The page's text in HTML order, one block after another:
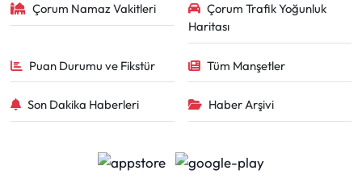
Çorum Namaz Vakitleri
Çorum Trafik Yoğunluk
Haritası
Puan Durumu ve Fikstür Tüm Manşetler
Son Dakika Haberleri Haber Arşivi